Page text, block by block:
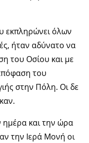
εκπληρώνει όλων
ήταν αδύνατο να
του Οσίου και με
του
στην Πόλη. Οι δε
ημέρα και την ώρα
την Ιερά Μονή οι